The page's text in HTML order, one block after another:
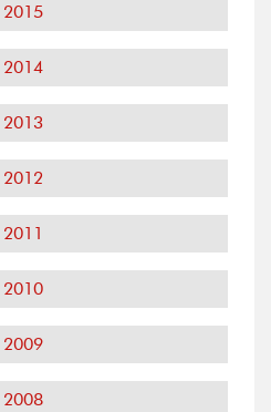
2015
2014
2013
2012
2011
2010
2009
2008